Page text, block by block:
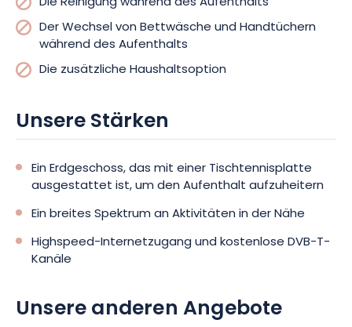
Der Wechsel von Bettwäsche und Handtüchern
während des Aufenthalts
Die zusätzliche Haushaltsoption
Unsere Stärken
Ein Erdgeschoss, das mit einer Tischtennisplatte
ausgestattet ist, um den Aufenthalt aufzuheitern
Ein breites Spektrum an Aktivitäten in der Nähe
Highspeed-Internetzugang und kostenlose DVB-T-
Kanäle
Unsere anderen Angebote